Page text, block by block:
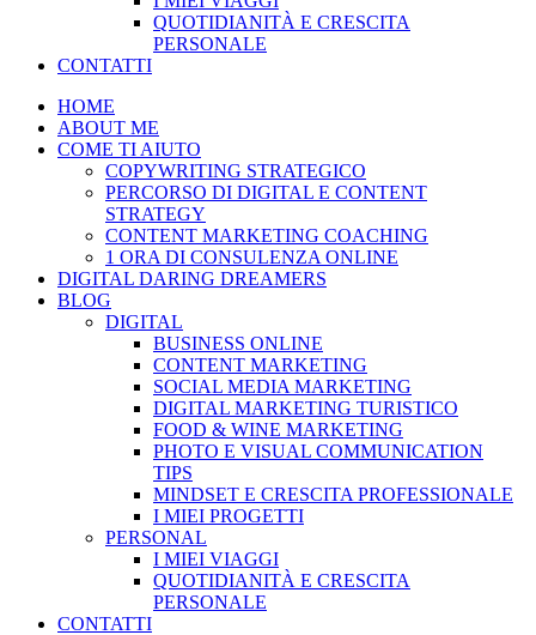
QUOTIDIANITÀ E CRESCITA
PERSONALE
CONTATTI
HOME
ABOUT ME
COME TI AIUTO
COPYWRITING STRATEGICO
PERCORSO DI DIGITAL E CONTENT
STRATEGY
CONTENT MARKETING COACHING
1 ORA DI CONSULENZA ONLINE
DIGITAL DARING DREAMERS
BLOG
DIGITAL
BUSINESS ONLINE
CONTENT MARKETING
SOCIAL MEDIA MARKETING
DIGITAL MARKETING TURISTICO
FOOD & WINE MARKETING
PHOTO E VISUAL COMMUNICATION
TIPS
MINDSET E CRESCITA PROFESSIONALE
I MIEI PROGETTI
PERSONAL
I MIEI VIAGGI
QUOTIDIANITÀ E CRESCITA
PERSONALE
CONTATTI